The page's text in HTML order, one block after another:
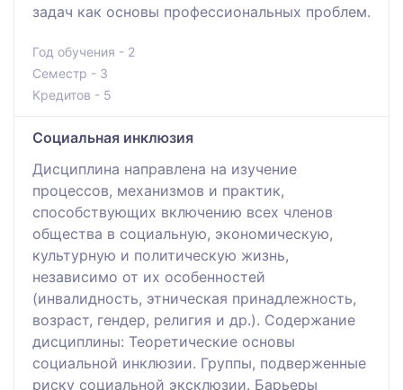
задач как основы профессиональных проблем.
Год обучения - 2
Семестр - 3
Кредитов - 5
Социальная инклюзия
Дисциплина направлена на изучение
процессов, механизмов и практик,
способствующих включению всех членов
общества в социальную, экономическую,
культурную и политическую жизнь,
независимо от их особенностей
(инвалидность, этническая принадлежность,
возраст, гендер, религия и др.). Содержание
дисциплины: Теоретические основы
социальной инклюзии. Группы, подверженные
риску социальной эксклюзии. Барьеры